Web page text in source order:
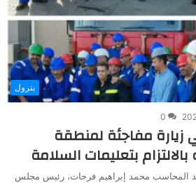
بترول
0
مفاجئة لمنطقة
بتعليمات السلامة
المحاسب محمد إبراهيم فرحات، رئيس مجلس